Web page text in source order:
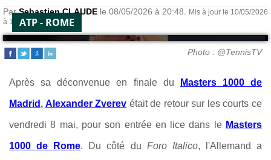
ParSebastien CLAUDE le 08/05/2026 à 20:48.
Mis à jour le 10/05/2026
à 14:27.ATP - ROME
Photo : @TennisTV
Après sa déconvenue en finale du Masters 1000 de
Madrid , Alexander Zverev était de retour sur les courts ce
vendredi 8 mai, pour son entrée en lice dans le Masters
1000 de Rome. Du côté du Foro Italico, l'Allemand a